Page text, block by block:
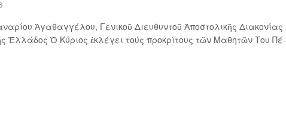
Ἀγαθαγγέλου, Γενικοῦ Διευθυντοῦ Ἀποστολικῆς Διακονίας
Ἑλλάδος Ὁ Κύ­ρι­ος ἐκλέγει τούς προ­κρί­τους τῶν Μα­θη­τῶν Του Πέ­